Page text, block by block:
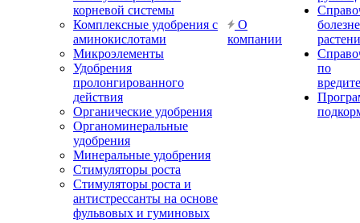
корневой системы
Комплексные удобрения с
аминокислотами
Микроэлементы
Удобрения
пролонгированного
действия
Органические удобрения
Органоминеральные
удобрения
Минеральные удобрения
Стимуляторы роста
Стимуляторы роста и
антистрессанты на основе
фульвовых и гуминовых
О
компании
по